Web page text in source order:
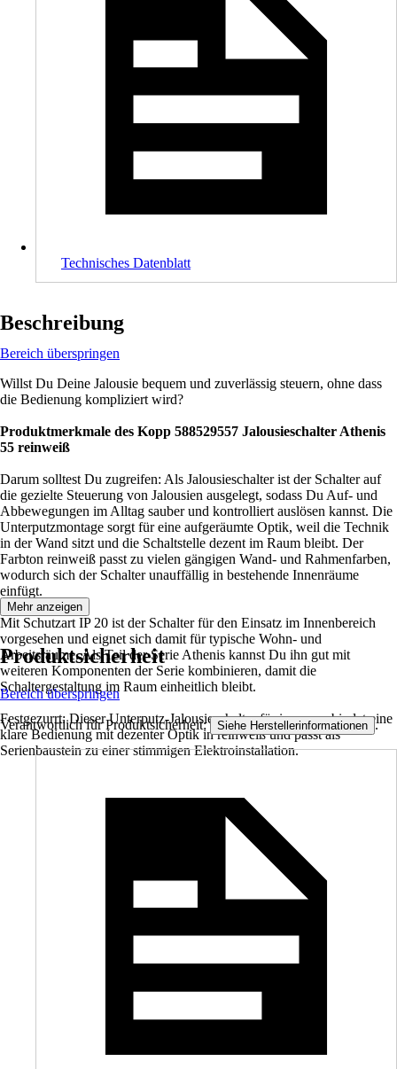
Technisches Datenblatt
Beschreibung
Bereich überspringen
Willst Du Deine Jalousie bequem und zuverlässig steuern, ohne dass
die Bedienung kompliziert wird?
Produktmerkmale des Kopp 588529557 Jalousieschalter Athenis
55 reinweiß
Darum solltest Du zugreifen: Als Jalousieschalter ist der Schalter auf
die gezielte Steuerung von Jalousien ausgelegt, sodass Du Auf- und
Abbewegungen im Alltag sauber und kontrolliert auslösen kannst. Die
Unterputzmontage sorgt für eine aufgeräumte Optik, weil die Technik
in der Wand sitzt und die Schaltstelle dezent im Raum bleibt. Der
Farbton reinweiß passt zu vielen gängigen Wand- und Rahmenfarben,
wodurch sich der Schalter unauffällig in bestehende Innenräume
einfügt.
Mit Schutzart IP 20 ist der Schalter für den Einsatz im Innenbereich
vorgesehen und eignet sich damit für typische Wohn- und
Arbeitsräume. Als Teil der Serie Athenis kannst Du ihn gut mit
weiteren Komponenten der Serie kombinieren, damit die
Schaltergestaltung im Raum einheitlich bleibt.
Festgezurrt: Dieser Unterputz-Jalousieschalter für innen verbindet eine
klare Bedienung mit dezenter Optik in reinweiß und passt als
Serienbaustein zu einer stimmigen Elektroinstallation.
Mehr anzeigen
Produktsicherheit
Bereich überspringen
Verantwortlich für Produktsicherheit: Siehe Herstellerinformationen .